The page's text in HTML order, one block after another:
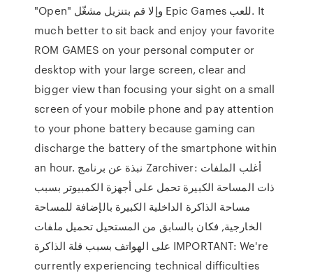
"Open" وإلا قم بتنزيل مشغّل Epic Games للعب. It
much better to sit back and enjoy your favorite
ROM GAMES on your personal computer or
desktop with your large screen, clear and
bigger view than focusing your sight on a small
screen of your mobile phone and pay attention
to your phone battery because gaming can
discharge the battery of the smartphone within
an hour. نبذة عن برنامج Zarchiver: أغلب الملفات
ذات المساحة الكبيرة تحمل على أجهزة الكمبيوتر بسبب
مساحة الذاكرة الداخلية الكبيرة بالإضافة للمساحة
الخارجية, فكان بالسابق من المستحيل تحميل ملفات
على الهواتف بسبب قلة الذاكرة IMPORTANT: We're
currently experiencing technical difficulties